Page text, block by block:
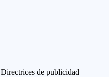
Directrices de publicidad